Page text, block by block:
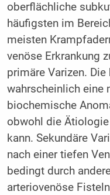
oberflächliche
häufigsten im
meisten
venöse Erkrankung
primäre Varizen.
wahrscheinlich eine
biochemische
obwohl die
kann. Sekundäre
nach einer tiefen
bedingt durch
arteriovenöse